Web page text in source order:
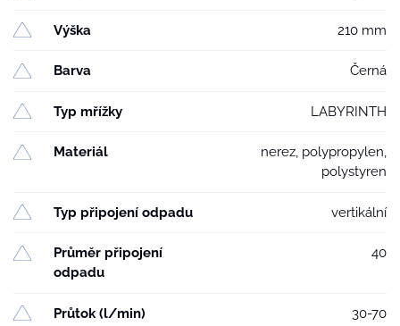
Výška 210 mm
Barva Černá
Typ mřížky LABYRINTH
Materiál
nerez, polypropylen,
polystyren
Typ připojení odpadu vertikální
Průměr připojení
odpadu
40
Průtok (l/min) 30-70